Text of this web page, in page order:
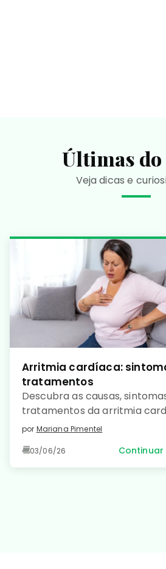
Últimas
Veja dicas e
Arritmia cardíaca:
tratamentos
Descubra as causas,
tratamentos da arritmia
e saiba como prevenir essa
coração saudável. Leia no
por Mariana Pimentel
03/06/26